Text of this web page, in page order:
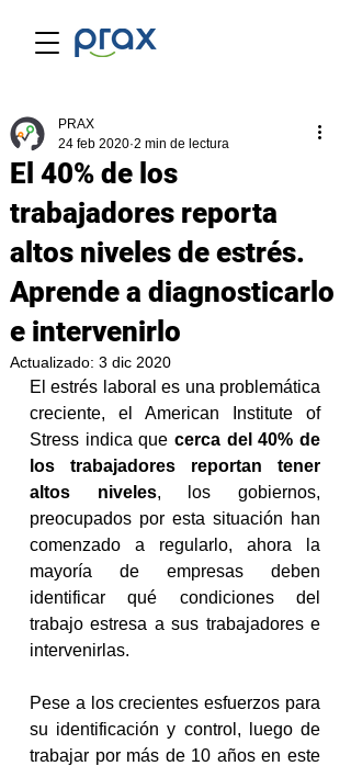
El 40% de los
trabajadores reporta
altos niveles de estrés.
Aprende a diagnosticarlo
e intervenirlo
PRAX
24 feb 2020 2 min de lectura
Actualizado: 3 dic 2020
El estrés laboral es una problemática
creciente, el American Institute of
Stress indica que cerca del 40% de
los trabajadores reportan tener
altos niveles, los gobiernos,
preocupados por esta situación han
comenzado a regularlo, ahora la
mayoría de empresas deben
identificar qué condiciones del
trabajo estresa a sus trabajadores e
intervenirlas.
Pese a los crecientes esfuerzos para
su identificación y control, luego de
trabajar por más de 10 años en este